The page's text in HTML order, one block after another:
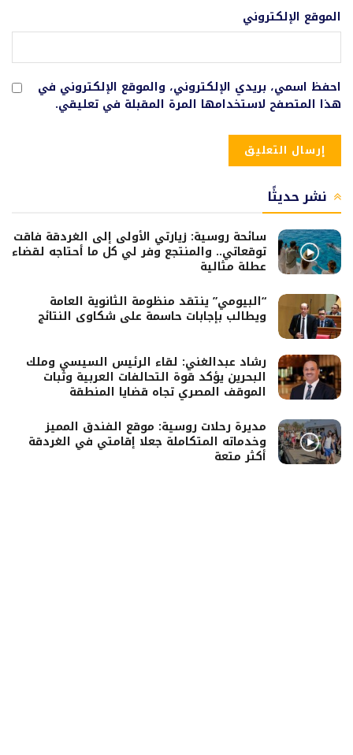
الموقع الإلكتروني
احفظ اسمي، بريدي الإلكتروني، والموقع الإلكتروني في
هذا المتصفح لاستخدامها المرة المقبلة في تعليقي.
نشر حديثًا
سائحة روسية: زيارتي الأولى إلى الغردقة فاقت
توقعاتي.. والمنتجع وفر لي كل ما أحتاجه لقضاء
عطلة مثالية
“البيومي” ينتقد منظومة الثانوية العامة
ويطالب بإجابات حاسمة على شكاوى النتائج
رشاد عبدالغني: لقاء الرئيس السيسي وملك
البحرين يؤكد قوة التحالفات العربية وثبات
الموقف المصري تجاه قضايا المنطقة
مديرة رحلات روسية: موقع الفندق المميز
وخدماته المتكاملة جعلا إقامتي في الغردقة
أكثر متعة